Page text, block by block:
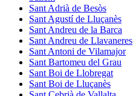
Sant Adrià de Besòs
Sant Agustí de Lluçanès
Sant Andreu de la Barca
Sant Andreu de Llavaneres
Sant Antoni de Vilamajor
Sant Bartomeu del Grau
Sant Boi de Llobregat
Sant Boi de Lluçanès